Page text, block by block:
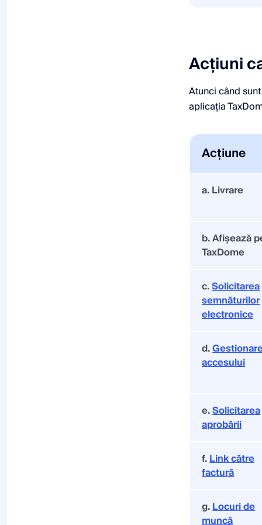
Acțiuni
Atunci când
aplicația
Acţiune
a. Livrare
b. Afișează
TaxDome
c.Solicitarea
semnăturilor
electronice
d.
accesului
e.Solicitarea
aprobării
f.Link către
factură
g.Locuri de
muncă